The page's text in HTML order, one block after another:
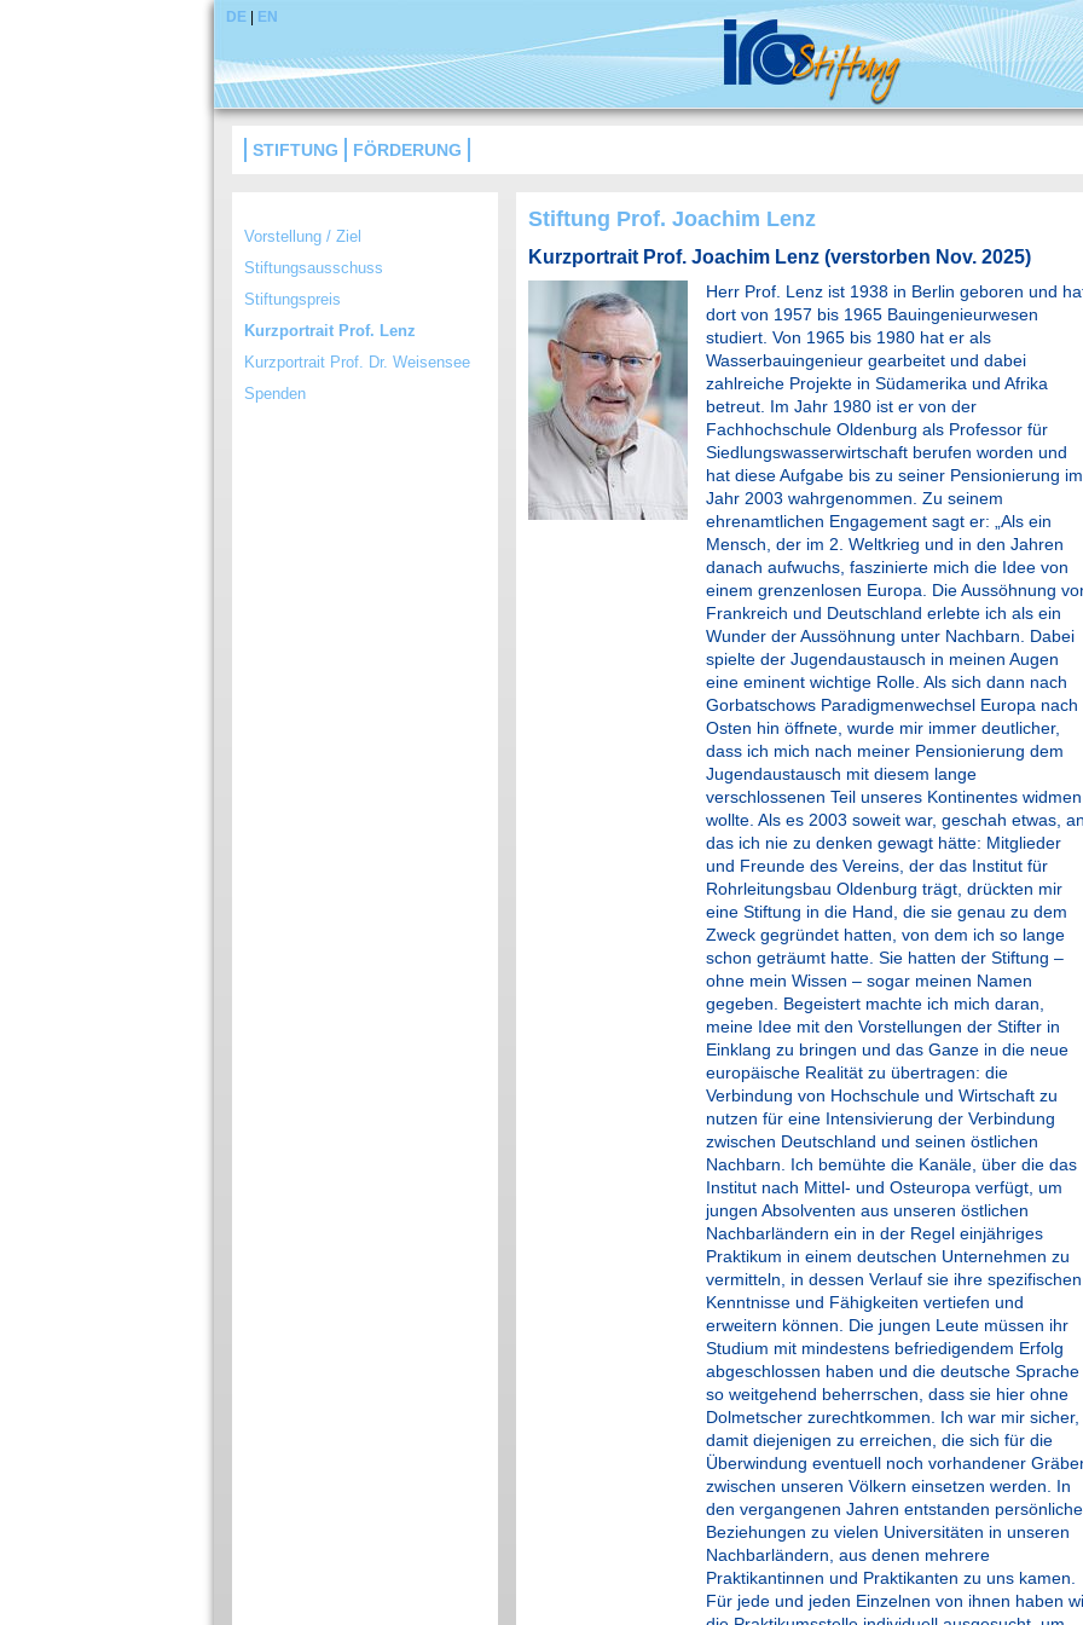
DE EN
STIFTUNG FÖRDERUNG
Vorstellung / Ziel
Stiftungsausschuss
Stiftungspreis
Kurzportrait Prof. Lenz
Kurzportrait Prof. Dr. Weisensee
Spenden
Stiftung Prof. Joachim Lenz
Kurzportrait Prof. Joachim Lenz (verstorben Nov. 2025)
Herr Prof. Lenz ist 1938 in Berlin geboren und
dort von 1957 bis 1965 Bauingenieurwesen
studiert. Von 1965 bis 1980 hat er als
Wasserbauingenieur gearbeitet und dabei
zahlreiche Projekte in Südamerika und Afrika
betreut. Im Jahr 1980 ist er von der
Fachhochschule Oldenburg als Professor für
Siedlungswasserwirtschaft berufen worden und
hat diese Aufgabe bis zu seiner Pensionierung im
Jahr 2003 wahrgenommen. Zu seinem
ehrenamtlichen Engagement sagt er: „Als ein
Mensch, der im 2. Weltkrieg und in den Jahren
danach aufwuchs, faszinierte mich die Idee von
einem grenzenlosen Europa. Die Aussöhnung
Frankreich und Deutschland erlebte ich als ein
Wunder der Aussöhnung unter Nachbarn. Dabei
spielte der Jugendaustausch in meinen Augen
eine eminent wichtige Rolle. Als sich dann nach
Gorbatschows Paradigmenwechsel Europa nach
Osten hin öffnete, wurde mir immer deutlicher,
dass ich mich nach meiner Pensionierung dem
Jugendaustausch mit diesem lange
verschlossenen Teil unseres Kontinentes widmen
wollte. Als es 2003 soweit war, geschah etwas,
das ich nie zu denken gewagt hätte: Mitglieder
und Freunde des Vereins, der das Institut für
Rohrleitungsbau Oldenburg trägt, drückten mir
eine Stiftung in die Hand, die sie genau zu dem
Zweck gegründet hatten, von dem ich so lange
schon geträumt hatte. Sie hatten der Stiftung –
ohne mein Wissen – sogar meinen Namen
gegeben. Begeistert machte ich mich daran,
meine Idee mit den Vorstellungen der Stifter in
Einklang zu bringen und das Ganze in die neue
europäische Realität zu übertragen: die
Verbindung von Hochschule und Wirtschaft zu
nutzen für eine Intensivierung der Verbindung
zwischen Deutschland und seinen östlichen
Nachbarn. Ich bemühte die Kanäle, über die das
Institut nach Mittel- und Osteuropa verfügt, um
jungen Absolventen aus unseren östlichen
Nachbarländern ein in der Regel einjähriges
Praktikum in einem deutschen Unternehmen zu
vermitteln, in dessen Verlauf sie ihre spezifischen
Kenntnisse und Fähigkeiten vertiefen und
erweitern können. Die jungen Leute müssen ihr
Studium mit mindestens befriedigendem Erfolg
abgeschlossen haben und die deutsche Sprache
so weitgehend beherrschen, dass sie hier ohne
Dolmetscher zurechtkommen. Ich war mir sicher,
damit diejenigen zu erreichen, die sich für die
Überwindung eventuell noch vorhandener
zwischen unseren Völkern einsetzen werden. In
den vergangenen Jahren entstanden persönliche
Beziehungen zu vielen Universitäten in unseren
Nachbarländern, aus denen mehrere
Praktikantinnen und Praktikanten zu uns kamen.
Für jede und jeden Einzelnen von ihnen haben